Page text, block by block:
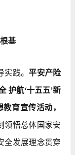
基
实践。平安产险
护航‘十五五’新
育宣传活动，
领悟总体国家安
全发展理念贯穿